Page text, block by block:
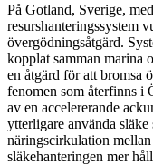
På Gotland, Sverige,
resurshanteringssystem
övergödningsåtgärd.
kopplat samman marina
en åtgärd för att bromsa
fenomen som återfinns i
av en accelererande
ytterligare använda
näringscirkulation
släkehanteringen mer